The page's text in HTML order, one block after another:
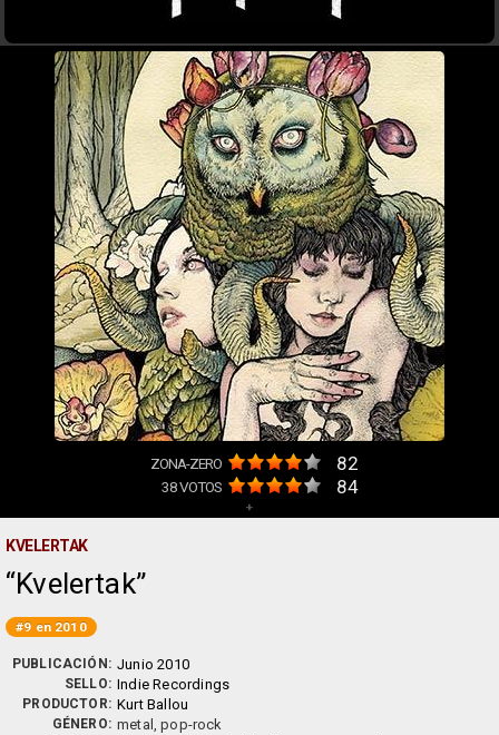
ZONA-ZERO 82
38VOTOS 84
+
KVELERTAK
Kvelertak
#9 en 2010
PUBLICACIÓN: Junio 2010
SELLO: Indie Recordings
PRODUCTOR: Kurt Ballou
GÉNERO: metal, pop-rock